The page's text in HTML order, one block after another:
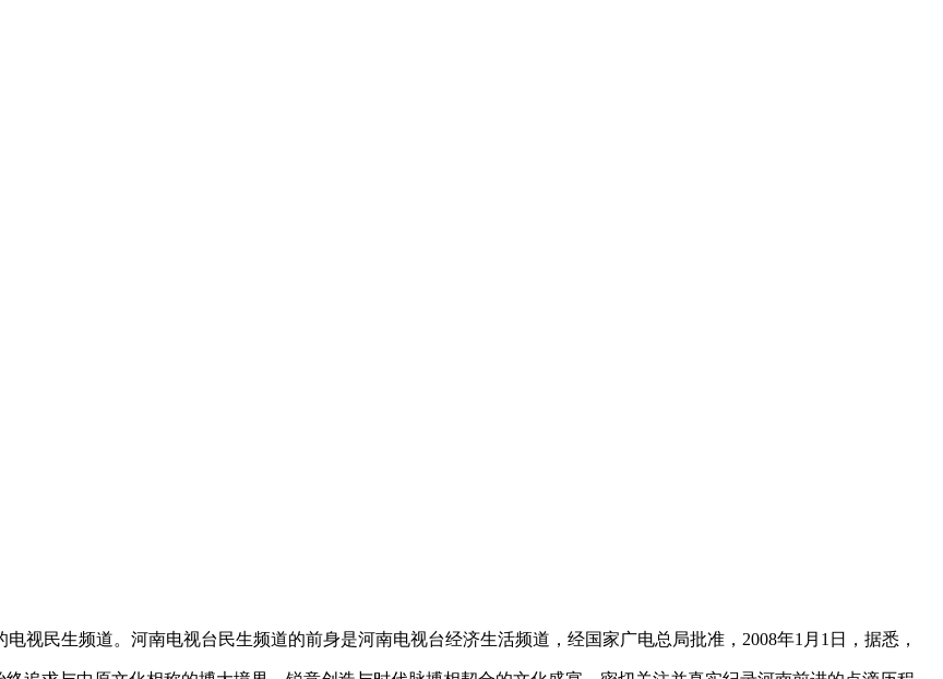
视民生频道。河南电视台民生频道的前身是河南电视台经济生活频道，经国家广电总局批准，2008年1月1日，据悉，